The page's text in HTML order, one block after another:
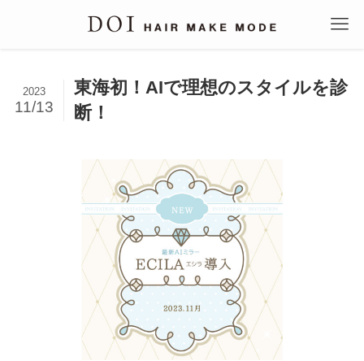
東海初！AIで理想のスタイルを診
断！
2023
11/13